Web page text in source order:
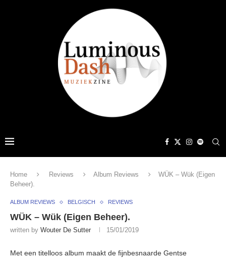
Home Reviews Album Reviews
WÜK – Wük (Eigen
Beheer).
ALBUM REVIEWS BELGISCH REVIEWS
WÜK – Wük (Eigen Beheer).
written by Wouter De Sutter 15/01/2019
Met een titelloos album maakt de fijnbesnaarde Gentse